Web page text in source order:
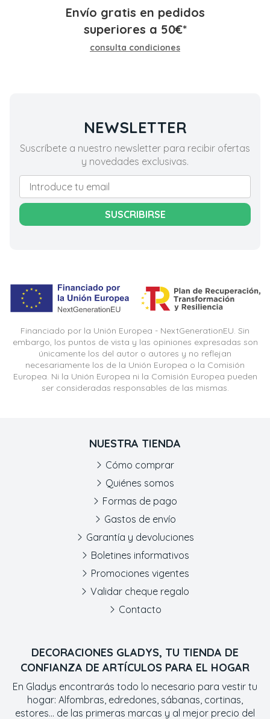
Envío gratis en pedidos
superiores a 50€*
consulta condiciones
NEWSLETTER
Suscríbete a nuestro newsletter para recibir ofertas
y novedades exclusivas.
SUSCRIBIRSE
Financiado por la Unión Europea - NextGenerationEU. Sin
embargo, los puntos de vista y las opiniones expresadas son
únicamente los del autor o autores y no reflejan
necesariamente los de la Unión Europea o la Comisión
Europea. Ni la Unión Europea ni la Comisión Europea pueden
ser consideradas responsables de las mismas.
DECORACIONES GLADYS, TU TIENDA DE
CONFIANZA DE ARTÍCULOS PARA EL HOGAR
En Gladys encontrarás todo lo necesario para vestir tu
hogar: Alfombras, edredones, sábanas, cortinas,
estores... de las primeras marcas y al mejor precio del
NUESTRA TIENDA
Cómo comprar
Quiénes somos
Formas de pago
Gastos de envío
Garantía y devoluciones
Boletines informativos
Promociones vigentes
Validar cheque regalo
Contacto